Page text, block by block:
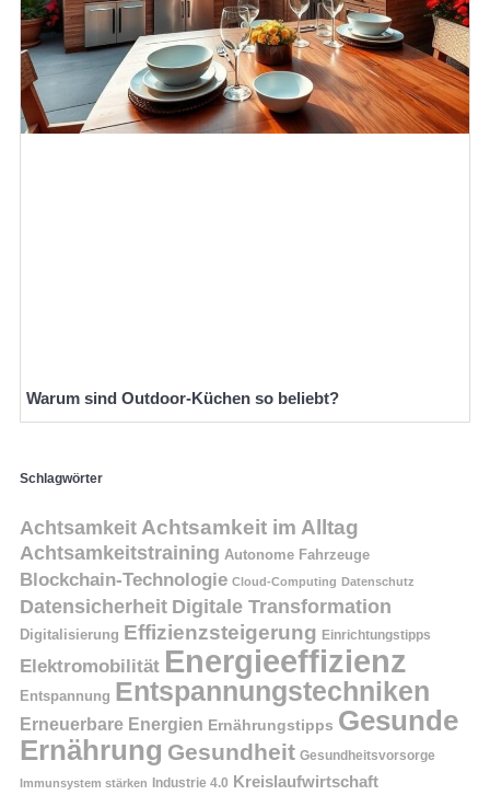
Warum sind Outdoor-Küchen so beliebt?
Schlagwörter
AchtsamkeitAchtsamkeit im Alltag
Achtsamkeitstraining Autonome Fahrzeuge
Blockchain-Technologie Cloud-Computing Datenschutz
Datensicherheit Digitale Transformation
Digitalisierung Effizienzsteigerung Einrichtungstipps
Elektromobilität Energieeffizienz
Entspannung Entspannungstechniken
Erneuerbare Energien Ernährungstipps Gesunde
Ernährung Gesundheit Gesundheitsvorsorge
Immunsystem stärken Industrie 4.0 Kreislaufwirtschaft